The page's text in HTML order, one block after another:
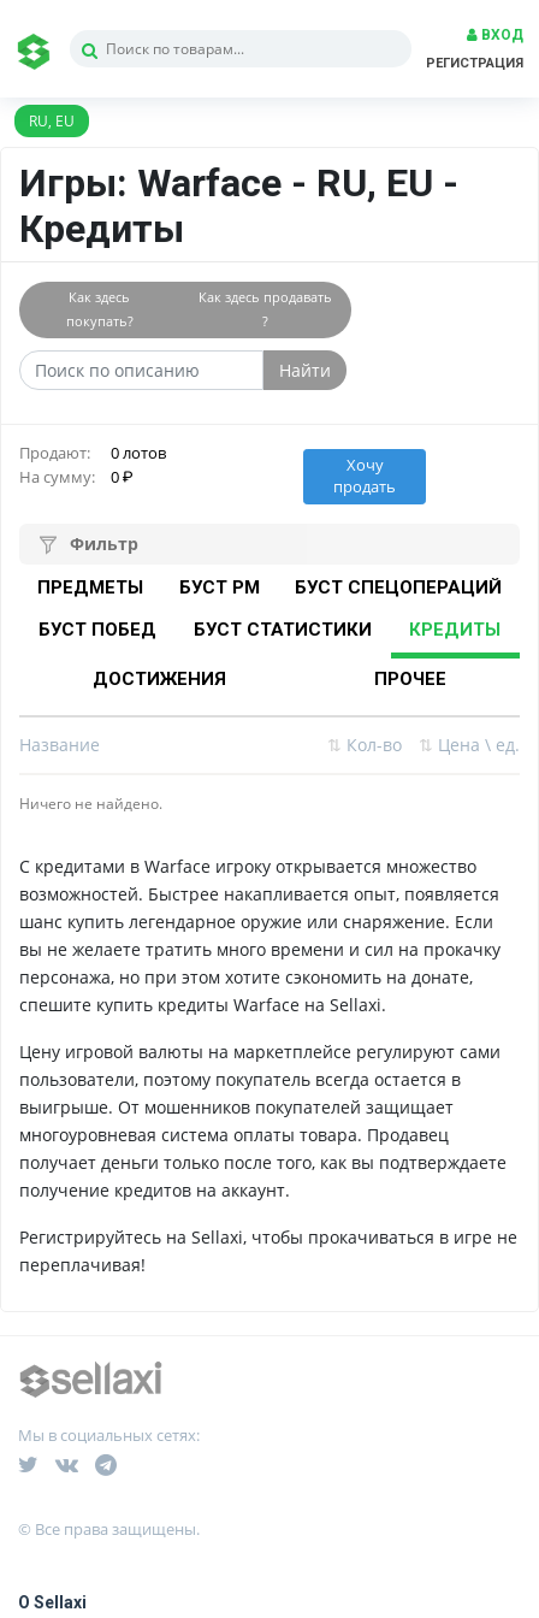
ВХОД
РЕГИСТРАЦИЯ
RU, EU
Игры: Warface - RU, EU -
Кредиты
Как здесь
покупать?
Как здесь продавать
?
Найти
Продают:
0 лотов
На сумму:
0
Хочу
продать
Фильтр
ПРЕДМЕТЫ БУСТ PM
БУСТ СПЕЦОПЕРАЦИЙ
БУСТ ПОБЕД
БУСТ СТАТИСТИКИ КРЕДИТЫ
ДОСТИЖЕНИЯ ПРОЧЕЕ
Название ⇅ Кол-во ⇅ Цена \ ед.
Ничего не найдено.
С кредитами в Warface игроку открывается множество
возможностей. Быстрее накапливается опыт, появляется
шанс купить легендарное оружие или снаряжение. Если
вы не желаете тратить много времени и сил на прокачку
персонажа, но при этом хотите сэкономить на донате,
спешите купить кредиты Warface на Sellaxi.
Цену игровой валюты на маркетплейсе регулируют сами
пользователи, поэтому покупатель всегда остается в
выигрыше. От мошенников покупателей защищает
многоуровневая система оплаты товара. Продавец
получает деньги только после того, как вы подтверждаете
получение кредитов на аккаунт.
Регистрируйтесь на Sellaxi, чтобы прокачиваться в игре не
переплачивая!
Мы в социальных сетях:
© Все права защищены.
О Sellaxi